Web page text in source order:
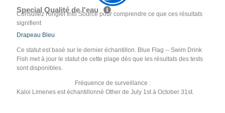
Special Qualité de l'eau
Consultez l'onglet Info Source pour comprendre ce que ces résultats
signifient
Drapeau Bleu
Ce statut est basé sur le dernier échantillon. Blue Flag -- Swim Drink
Fish met à jour le statut de cette plage dès que les résultats des tests
sont disponibles.
Fréquence de surveillance :
Kaloi Limenes est échantillonné Other de July 1st à October 31st.